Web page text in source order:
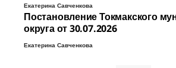
Екатерина Савченкова
Постановление Токмакского
округа от 30.07.2026
Екатерина Савченкова